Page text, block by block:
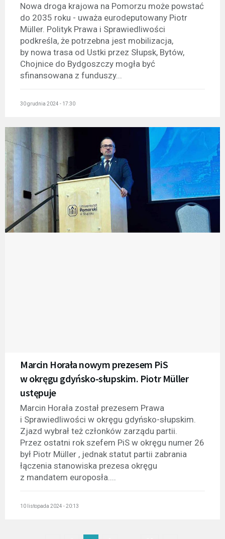
Nowa droga krajowa na Pomorzu może powstać
do 2035 roku - uważa eurodeputowany Piotr
Müller. Polityk Prawa i Sprawiedliwości
podkreśla, że potrzebna jest mobilizacja,
by nowa trasa od Ustki przez Słupsk, Bytów,
Chojnice do Bydgoszczy mogła być
sfinansowana z funduszy...
30 grudnia 2024 - 17:30
Marcin Horała nowym prezesem PiS
w okręgu gdyńsko-słupskim. Piotr Müller
ustępuje
Marcin Horała został prezesem Prawa
i Sprawiedliwości w okręgu gdyńsko-słupskim.
Zjazd wybrał też członków zarządu partii.
Przez ostatni rok szefem PiS w okręgu numer 26
był Piotr Müller , jednak statut partii zabrania
łączenia stanowiska prezesa okręgu
z mandatem europosła....
10 listopada 2024 - 20:13